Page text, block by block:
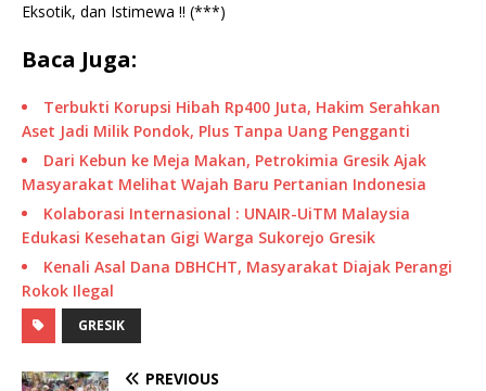
Eksotik, dan Istimewa !! (***)
Baca Juga:
Terbukti Korupsi Hibah Rp400 Juta, Hakim Serahkan
Aset Jadi Milik Pondok, Plus Tanpa Uang Pengganti
Dari Kebun ke Meja Makan, Petrokimia Gresik Ajak
Masyarakat Melihat Wajah Baru Pertanian Indonesia
Kolaborasi Internasional : UNAIR-UiTM Malaysia
Edukasi Kesehatan Gigi Warga Sukorejo Gresik
Kenali Asal Dana DBHCHT, Masyarakat Diajak Perangi
Rokok Ilegal
GRESIK
PREVIOUS